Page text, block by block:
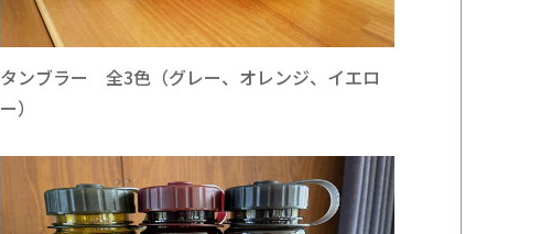
タンブラー 全3色（グレー、オレンジ、イエロ
ー）